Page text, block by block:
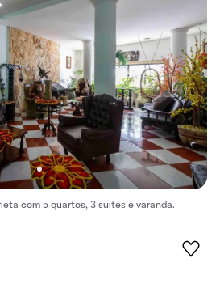
com 5 quartos, 3 suítes e varanda.